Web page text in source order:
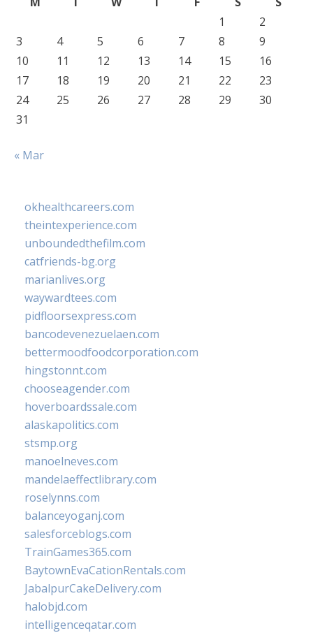
1
2
3
4 5 6 7 8
9
10
11 12 13 14 15
16
17
18 19 20 21 22
23
24
25 26 27 28 29
30
31
« Mar
okhealthcareers.com
theintexperience.com
unboundedthefilm.com
catfriends-bg.org
marianlives.org
waywardtees.com
pidfloorsexpress.com
bancodevenezuelaen.com
bettermoodfoodcorporation.com
hingstonnt.com
chooseagender.com
hoverboardssale.com
alaskapolitics.com
stsmp.org
manoelneves.com
mandelaeffectlibrary.com
roselynns.com
balanceyoganj.com
salesforceblogs.com
TrainGames365.com
BaytownEvaCationRentals.com
JabalpurCakeDelivery.com
halobjd.com
intelligenceqatar.com